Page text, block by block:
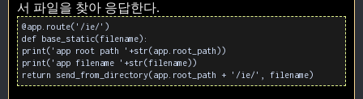
서 파일을 찾아 응답한다.
@app.route('/ie/')
def base_static(filename):
print('app root path '+str(app.root_path))
print('app filename '+str(filename))
return send_from_directory(app.root_path + '/ie/', filename)